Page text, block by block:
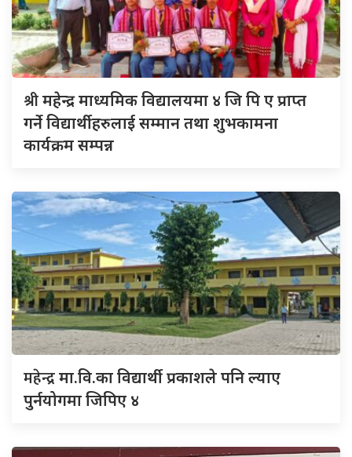
श्रीमहेन्द्र माध्यमिक विद्यालयमा ४ जि पि ए प्राप्त
गर्ने विद्यार्थीहरुलाई सम्मान तथा शुभकामना
कार्यक्रम सम्पन्न
महेन्द्रमा.वि.का विद्यार्थी प्रकाशले पनि ल्याए
पुर्नयोगमा जिपिए ४